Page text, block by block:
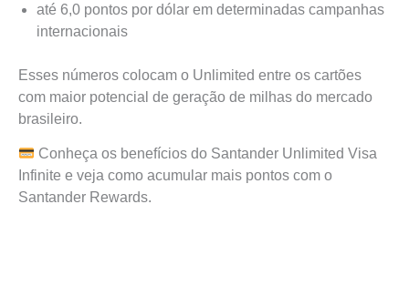
até 6,0 pontos por dólar em determinadas campanhas
internacionais
Esses números colocam o Unlimited entre os cartões
com maior potencial de geração de milhas do mercado
brasileiro.
Conheça os benefícios do Santander Unlimited Visa
Infinite e veja como acumular mais pontos com o
Santander Rewards.